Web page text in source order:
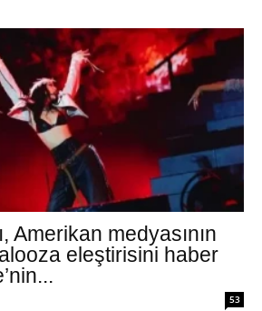
Amerikan medyasının
eleştirisini haber
53